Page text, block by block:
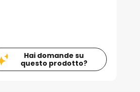
Hai domande su
questo prodotto?